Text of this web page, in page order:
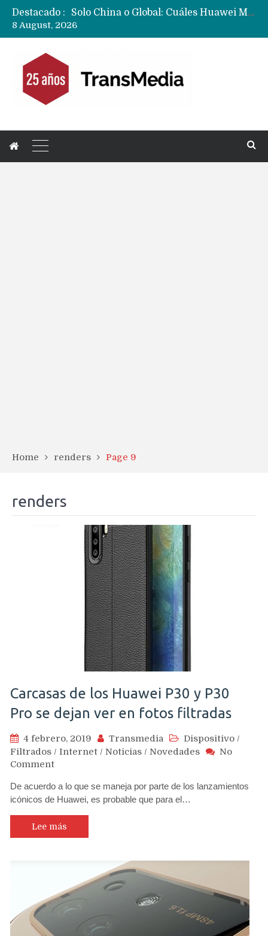
Destacado :
Data Centers de Huawei en Chile, México, Brasil,Perú y Argentina podrían verse afectados por arremetida de EE.UU
8 August, 2026
Home renders Page 9
renders
Carcasas de los Huawei P30 y P30
Pro se dejan ver en fotos filtradas
4 febrero, 2019 Transmedia Dispositivo /
Filtrados / Internet / Noticias / Novedades
No
Commenton
de
los
Huawei
P30
y
dejan
ver
en
De acuerdo a lo que se maneja por parte de los lanzamientos
icónicos de Huawei, es probable que para el…
Lee más